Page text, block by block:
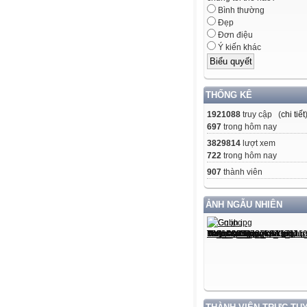
Bình thường
Đẹp
Đơn điệu
Ý kiến khác
THỐNG KÊ
1921088 truy cập (chi tiết)
697 trong hôm nay
3829814 lượt xem
722 trong hôm nay
907 thành viên
ẢNH NGẪU NHIÊN